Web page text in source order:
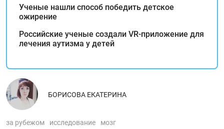
Ученые нашли способ победить детское
ожирение
Российские ученые создали VR-приложение для
лечения аутизма у детей
БОРИСОВА ЕКАТЕРИНА
за рубежом исследование мозг